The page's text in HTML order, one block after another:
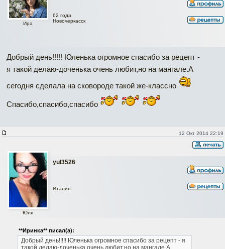
Ира
62 года
Новочеркасск
Добрый день!!!!! Юленька огромное спасибо за рецепт -
я такой делаю-доченька очень любит,но на мангале.А
сегодня сделала на сковороде такой же-классно
Спасибо,спасибо,спасибо
12 Окт 2014 22:19
yul3526
Юля
Италия
**Иринка** писал(а):
Добрый день!!!!! Юленька огромное спасибо за рецепт - я
такой делаю-доченька очень любит,но на мангале.А